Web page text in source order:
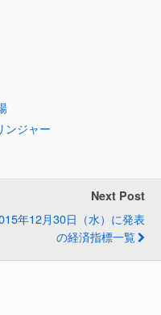
ンジャー
Next Post
年12月30日（水）に発表
の経済指標一覧